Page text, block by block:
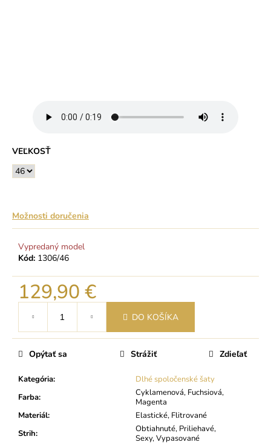
VEĽKOSŤ
Možnosti doručenia
Vypredaný model
Kód: 1306/46
129,90 €
cena:
DO KOŠÍKA
Kategória:
Dlhé spoločenské šaty
Farba:
Cyklamenová, Fuchsiová,
Magenta
Materiál:
Elastické, Flitrované
Strih:
Obtiahnuté, Priliehavé,
Sexy, Vypasované
Opýtať sa Strážiť Zdieľať